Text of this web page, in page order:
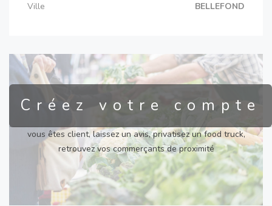
Ville
BELLEFOND
Créez votre compte
vous êtes client, laissez un avis, privatisez un food truck,
retrouvez vos commerçants de proximité